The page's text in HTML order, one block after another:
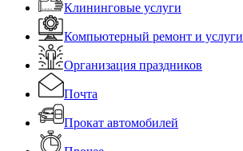
Клининговые услуги
Компьютерный ремонт и услуги
Организация праздников
Почта
Прокат автомобилей